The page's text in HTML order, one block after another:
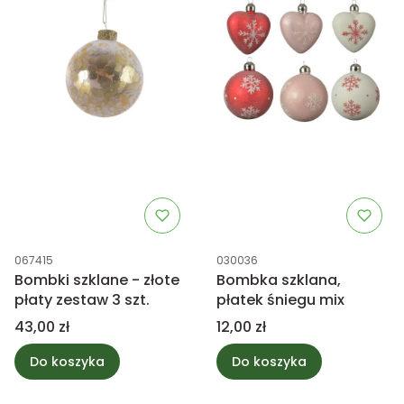
Kod produktu
067415
Bombki szklane - złote
płaty zestaw 3 szt.
Cena
43,00 zł
Do koszyka
Kod produktu
030036
Bombka szklana,
płatek śniegu mix
Cena
12,00 zł
Do koszyka